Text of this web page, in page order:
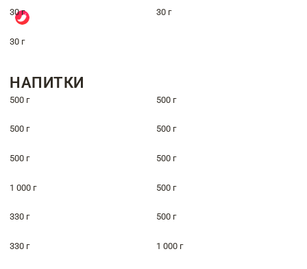
30 г 30 г
30 г
НАПИТКИ
500 г 500 г
500 г 500 г
500 г 500 г
1 000 г 500 г
330 г 500 г
330 г 1 000 г